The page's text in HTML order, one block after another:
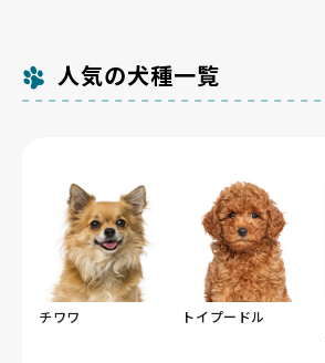
人気の犬種一覧
チワワ トイプードル